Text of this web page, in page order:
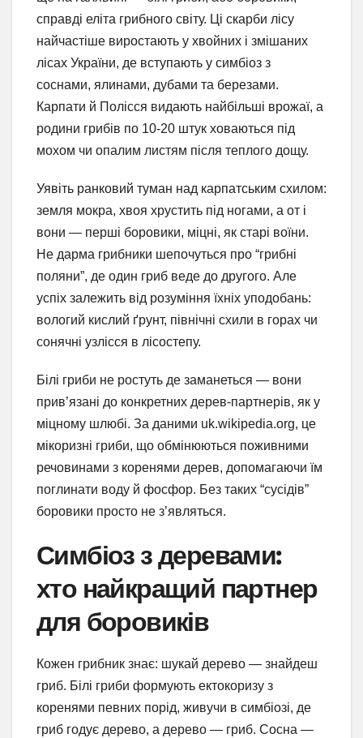
справді еліта грибного світу. Ці скарби лісу
найчастіше виростають у хвойних і змішаних
лісах України, де вступають у симбіоз з
соснами, ялинами, дубами та березами.
Карпати й Полісся видають найбільші врожаї, а
родини грибів по 10-20 штук ховаються під
мохом чи опалим листям після теплого дощу.
Уявіть ранковий туман над карпатським схилом:
земля мокра, хвоя хрустить під ногами, а от і
вони — перші боровики, міцні, як старі воїни.
Не дарма грибники шепочуться про “грибні
поляни”, де один гриб веде до другого. Але
успіх залежить від розуміння їхніх уподобань:
вологий кислий ґрунт, північні схили в горах чи
сонячні узлісся в лісостепу.
Білі гриби не ростуть де заманеться — вони
прив’язані до конкретних дерев-партнерів, як у
міцному шлюбі. За даними uk.wikipedia.org, це
мікоризні гриби, що обмінюються поживними
речовинами з коренями дерев, допомагаючи їм
поглинати воду й фосфор. Без таких “сусідів”
боровики просто не з’являться.
Симбіоз з деревами:
хто найкращий партнер
для боровиків
Кожен грибник знає: шукай дерево — знайдеш
гриб. Білі гриби формують ектокоризу з
коренями певних порід, живучи в симбіозі, де
гриб годує дерево, а дерево — гриб. Сосна —